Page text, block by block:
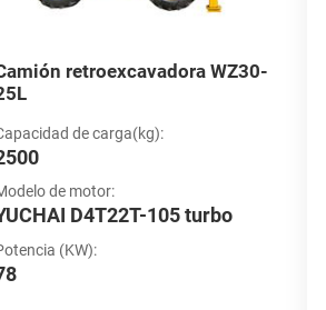
retroexcavadora WZ30-
de carga(kg):
de motor:
D4T22T-105 turbo
(KW):